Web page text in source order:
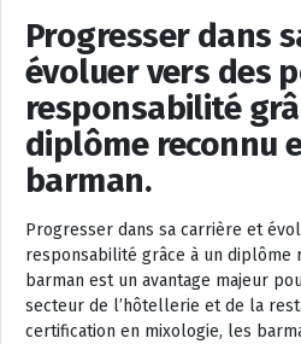
Progresser dans
évoluer vers des
responsabilité
diplôme reconnu
barman.
Progresser dans sa carrière et
responsabilité grâce à un diplôme
barman est un avantage majeur
secteur de l’hôtellerie et de la
certification en mixologie, les